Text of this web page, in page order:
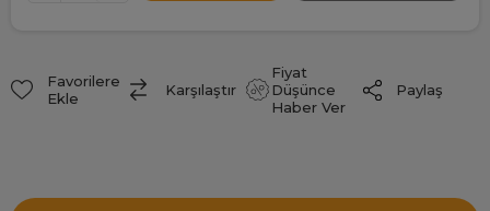
Favorilere
Ekle
Karşılaştır
Fiyat
Düşünce
Haber Ver
Paylaş